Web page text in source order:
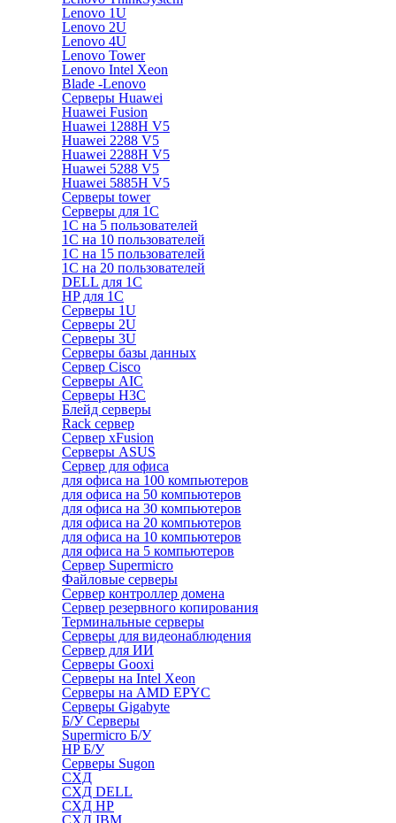
Lenovo 1U
Lenovo 2U
Lenovo 4U
Lenovo Tower
Lenovo Intel Xeon
Blade -Lenovo
Серверы Huawei
Huawei Fusion
Huawei 1288H V5
Huawei 2288 V5
Huawei 2288H V5
Huawei 5288 V5
Huawei 5885H V5
Серверы tower
Серверы для 1C
1С на 5 пользователей
1С на 10 пользователей
1С на 15 пользователей
1С на 20 пользователей
DELL для 1С
HP для 1С
Серверы 1U
Серверы 2U
Серверы 3U
Серверы базы данных
Сервер Cisco
Серверы AIC
Серверы H3C
Блейд серверы
Rack сервер
Сервер xFusion
Серверы ASUS
Сервер для офиса
для офиса на 100 компьютеров
для офиса на 50 компьютеров
для офиса на 30 компьютеров
для офиса на 20 компьютеров
для офиса на 10 компьютеров
для офиса на 5 компьютеров
Сервер Supermicro
Файловые серверы
Сервер контроллер домена
Сервер резервного копирования
Терминальные серверы
Серверы для видеонаблюдения
Сервер для ИИ
Серверы Gooxi
Серверы на Intel Xeon
Серверы на AMD EPYC
Серверы Gigabyte
Б/У Серверы
Supermicro Б/У
HP Б/У
Серверы Sugon
СХД
СХД DELL
СХД HP
СХД IBM